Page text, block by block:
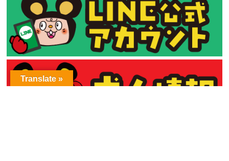
Translate »